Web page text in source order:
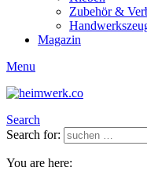
Zubehör &
Magazin
Menu
Search
Search for:
You are here: